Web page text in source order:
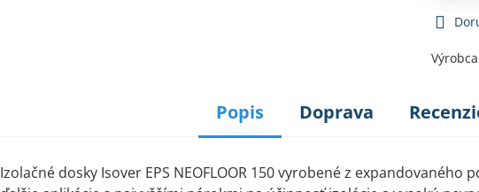
Popis Doprava
Izolačné dosky Isover EPS NEOFLOOR 150 vyrobené z